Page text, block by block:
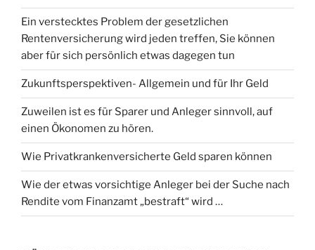
Ein verstecktes Problem der gesetzlichen
Rentenversicherung wird jeden treffen, Sie können
aber für sich persönlich etwas dagegen tun
Zukunftsperspektiven- Allgemein und für Ihr Geld
Zuweilen ist es für Sparer und Anleger sinnvoll, auf
einen Ökonomen zu hören.
Wie Privatkrankenversicherte Geld sparen können
Wie der etwas vorsichtige Anleger bei der Suche nach
Rendite vom Finanzamt „bestraft“ wird …